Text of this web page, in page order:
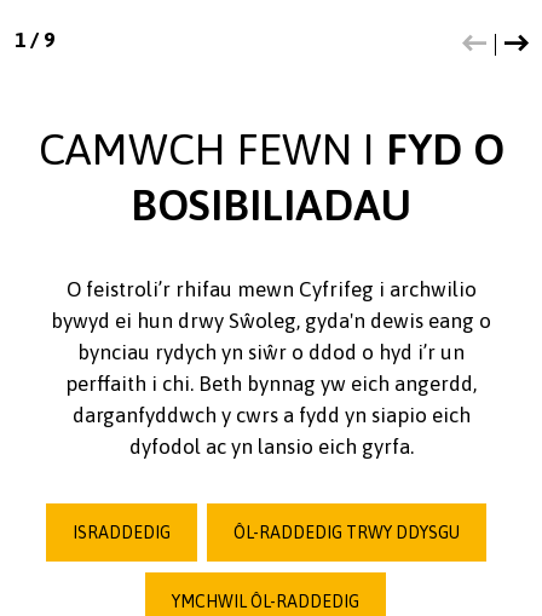
1/ 9
CAMWCH FEWN I FYD O
BOSIBILIADAU
O feistroli’r rhifau mewn Cyfrifeg i archwilio
bywyd ei hun drwy Sŵoleg, gyda'n dewis eang o
bynciau rydych yn siŵr o ddod o hyd i’r un
perffaith i chi. Beth bynnag yw eich angerdd,
darganfyddwch y cwrs a fydd yn siapio eich
dyfodol ac yn lansio eich gyrfa.
ISRADDEDIG ÔL-RADDEDIG TRWY DDYSGU
YMCHWIL ÔL-RADDEDIG